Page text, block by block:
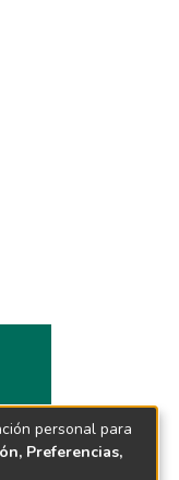
personal para
Preferencias,